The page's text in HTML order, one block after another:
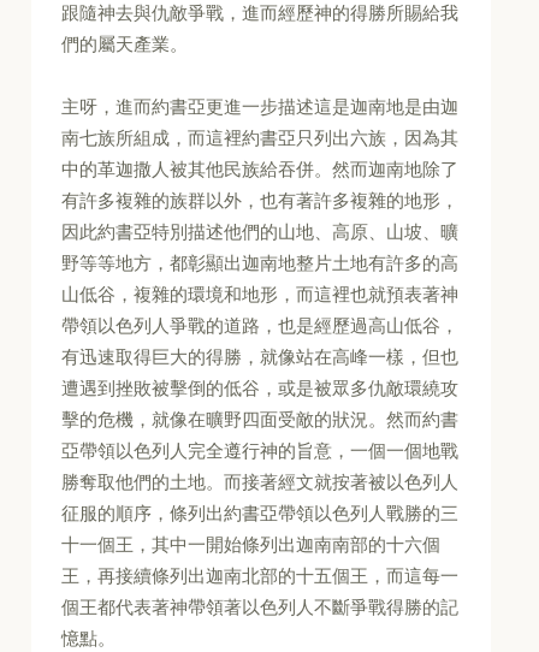
跟隨神去與仇敵爭戰，進而經歷神的得勝所賜給我
們的屬天產業。
主呀，進而約書亞更進一步描述這是迦南地是由迦
南七族所組成，而這裡約書亞只列出六族，因為其
中的革迦撒人被其他民族給吞併。然而迦南地除了
有許多複雜的族群以外，也有著許多複雜的地形，
因此約書亞特別描述他們的山地、高原、山坡、曠
野等等地方，都彰顯出迦南地整片土地有許多的高
山低谷，複雜的環境和地形，而這裡也就預表著神
帶領以色列人爭戰的道路，也是經歷過高山低谷，
有迅速取得巨大的得勝，就像站在高峰一樣，但也
遭遇到挫敗被擊倒的低谷，或是被眾多仇敵環繞攻
擊的危機，就像在曠野四面受敵的狀況。然而約書
亞帶領以色列人完全遵行神的旨意，一個一個地戰
勝奪取他們的土地。而接著經文就按著被以色列人
征服的順序，條列出約書亞帶領以色列人戰勝的三
十一個王，其中一開始條列出迦南南部的十六個
王，再接續條列出迦南北部的十五個王，而這每一
個王都代表著神帶領著以色列人不斷爭戰得勝的記
憶點。